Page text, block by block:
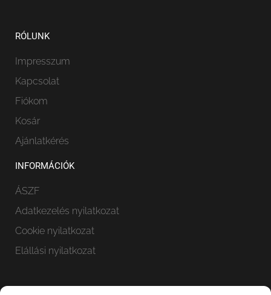
RÓLUNK
Impresszum
Kapcsolat
Fiókom
Kosár
Ajánlatkérés
INFORMÁCIÓK
ÁSZF
Adatkezelés nyilatkozat
Cookie nyilatkozat
Elállási nyilatkozat